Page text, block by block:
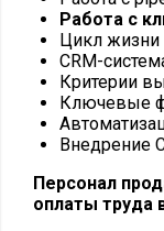
Работа с
Цикл жизни
CRM-
Критерии
Ключевые
Внедрение
Персонал
оплаты труда